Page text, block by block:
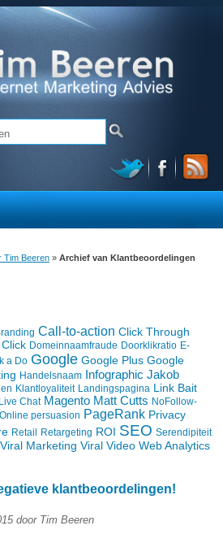
Tim Beeren » Archief van Klantbeoordelingen
Call-to-action Click Through
Domeinnaamfraude Doorklikratio E-
a Do Google Google Plus Google
Handelsnaam Infographic Jakob
Klantloyaliteit Landingspagina Link Bait
Live Chat Magento Matt Cutts NoFollow-
Online persuasion PageRank Privacy
Retail Retargeting ROI SEO Serendipiteit
Viral Marketing Viral Video Web Analytics
klantbeoordelingen!
door Tim Beeren